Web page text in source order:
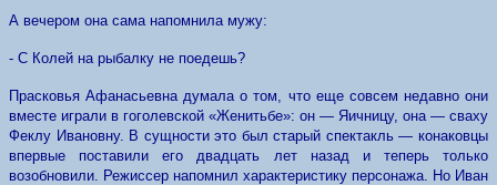
А вечером она сама напомнила мужу:
- С Колей на рыбалку не поедешь?
Прасковья Афанасьевна думала о том, что еще совсем недавно они
вместе играли в гоголевской «Женитьбе»: он — Яичницу, она — сваху
Феклу Ивановну. В сущности это был старый спектакль — конаковцы
впервые поставили его двадцать лет назад и теперь только
возобновили. Режиссер напомнил характеристику персонажа. Но Иван